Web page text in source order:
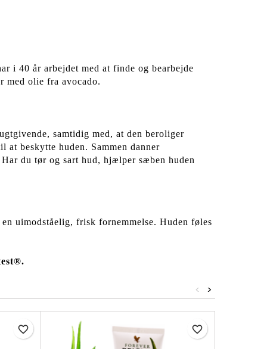
i 40 år arbejdet med at finde og bearbejde
med olie fra avocado.
samtidig med, at den beroliger
at beskytte huden. Sammen danner
du tør og sart hud, hjælper sæben huden
uimodståelig, frisk fornemmelse. Huden føles
>
<
favorite_border favorite_border